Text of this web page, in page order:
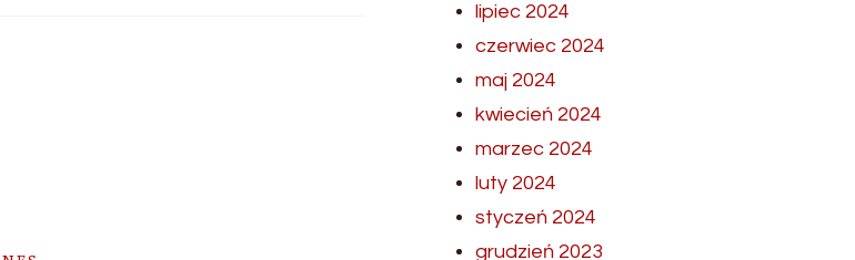
lipiec 2024
czerwiec 2024
maj 2024
kwiecień 2024
marzec 2024
luty 2024
styczeń 2024
grudzień 2023